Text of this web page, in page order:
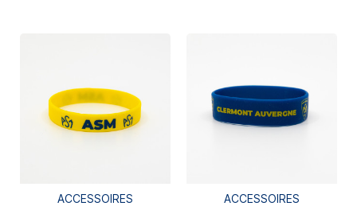
ACCESSOIRES ACCESSOIRES